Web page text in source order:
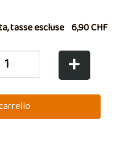
tasse escluse 6,90 CHF